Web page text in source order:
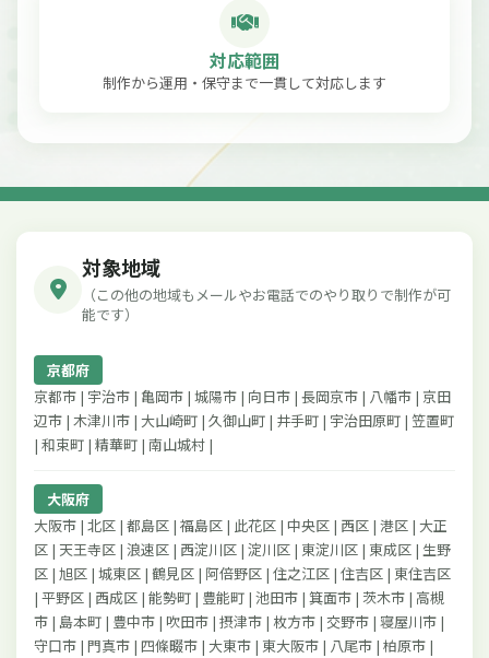
対応範囲
制作から運用・保守まで一貫して対応します
対象地域
（この他の地域もメールやお電話でのやり取りで制作が可
能です）
京都府
京都市 | 宇治市 | 亀岡市 | 城陽市 | 向日市 | 長岡京市 | 八幡市 | 京田
辺市 | 木津川市 | 大山崎町 | 久御山町 | 井手町 | 宇治田原町 | 笠置町
| 和束町 | 精華町 | 南山城村 |
大阪府
大阪市 | 北区 | 都島区 | 福島区 | 此花区 | 中央区 | 西区 | 港区 | 大正
区 | 天王寺区 | 浪速区 | 西淀川区 | 淀川区 | 東淀川区 | 東成区 | 生野
区 | 旭区 | 城東区 | 鶴見区 | 阿倍野区 | 住之江区 | 住吉区 | 東住吉区
| 平野区 | 西成区 | 能勢町 | 豊能町 | 池田市 | 箕面市 | 茨木市 | 高槻
市 | 島本町 | 豊中市 | 吹田市 | 摂津市 | 枚方市 | 交野市 | 寝屋川市 |
守口市 | 門真市 | 四條畷市 | 大東市 | 東大阪市 | 八尾市 | 柏原市 |